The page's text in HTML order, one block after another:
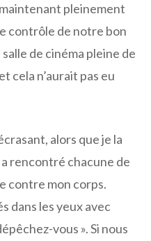
pleinement
contrôle de notre bon
de cinéma pleine de
cela n’aurait pas eu
alors que je la
rencontré chacune de
contre mon corps.
dans les yeux avec
vous ». Si nous